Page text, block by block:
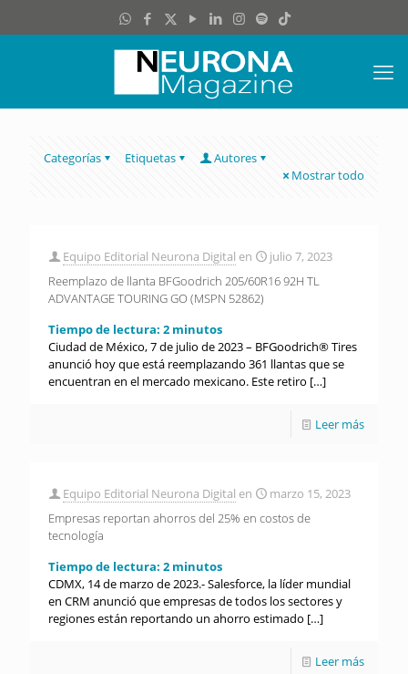
Categorías Etiquetas
Autores
Mostrar todo
Equipo Editorial Neurona Digital en
julio 7, 2023
Reemplazo de llanta BFGoodrich 205/60R16 92H TL
ADVANTAGE TOURING GO (MSPN 52862)
Tiempo de lectura: 2 minutos
Ciudad de México, 7 de julio de 2023 – BFGoodrich® Tires
anunció hoy que está reemplazando 361 llantas que se
encuentran en el mercado mexicano. Este retiro […]
Leer más
Equipo Editorial Neurona Digital en
marzo 15, 2023
Empresas reportan ahorros del 25% en costos de
tecnología
Tiempo de lectura: 2 minutos
CDMX, 14 de marzo de 2023.- Salesforce, la líder mundial
en CRM anunció que empresas de todos los sectores y
regiones están reportando un ahorro estimado […]
Leer más